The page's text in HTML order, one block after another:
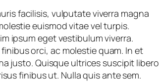
facilisis, vulputate viverra magna
euismod vitae vel turpis.
ipsum eget vestibulum viverra.
orci, ac molestie quam. In et
justo. Quisque ultrices suscipit libero
finibus ut. Nulla quis ante sem.